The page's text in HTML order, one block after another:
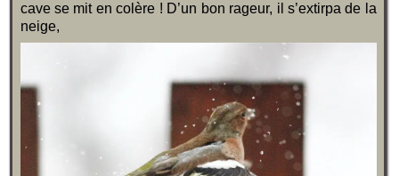
cave se mit en colère ! D’un bon rageur, il s’extirpa de la
neige,